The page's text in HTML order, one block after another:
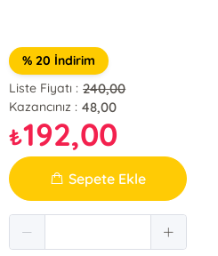
% 20 İndirim
Liste Fiyatı : 240,00
Kazancınız : 48,00
₺192,00
Sepete Ekle